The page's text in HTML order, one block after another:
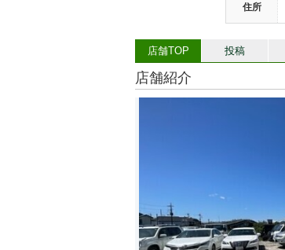
住所
店舗TOP 投稿
店舗紹介